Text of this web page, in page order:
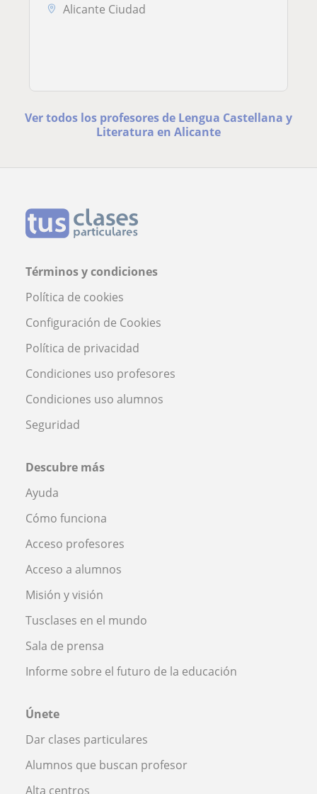
Alicante Ciudad
Ver todos los profesores de Lengua Castellana y
Literatura en Alicante
Términos y condiciones
Política de cookies
Configuración de Cookies
Política de privacidad
Condiciones uso profesores
Condiciones uso alumnos
Seguridad
Descubre más
Ayuda
Cómo funciona
Acceso profesores
Acceso a alumnos
Misión y visión
Tusclases en el mundo
Sala de prensa
Informe sobre el futuro de la educación
Únete
Dar clases particulares
Alumnos que buscan profesor
Alta centros